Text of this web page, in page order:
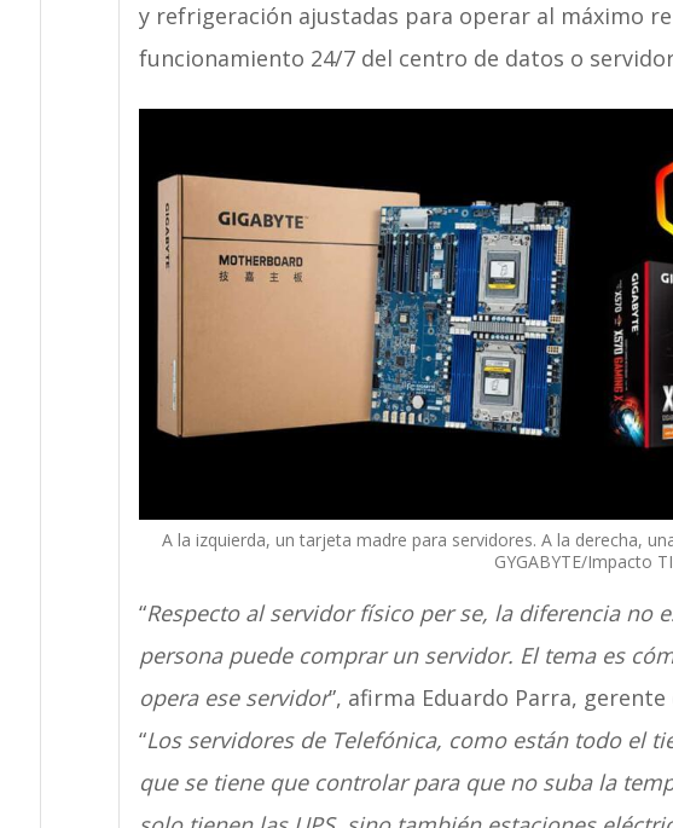
y refrigeración ajustadas para operar al máximo
funcionamiento 24/7 del centro de datos o
A la izquierda, un tarjeta madre para servidores. A la derecha,
GYGABYTE/Impacto
“Respecto al servidor físico per se, la diferencia no
persona puede comprar un servidor. El tema es
opera ese servidor”, afirma Eduardo Parra,
“Los servidores de Telefónica, como están todo el
que se tiene que controlar para que no suba la